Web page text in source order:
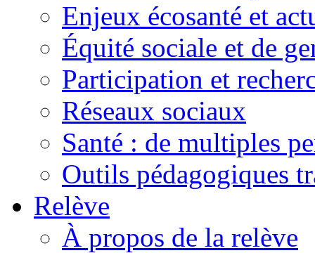
Enjeux écosanté et
Équité sociale et de
Participation et
Réseaux sociaux
Santé : de multiples
Outils pédagogiques
Relève
À propos de la relève